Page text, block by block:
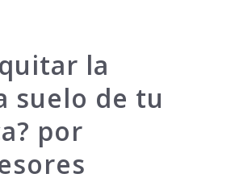
la
suelo de tu
por